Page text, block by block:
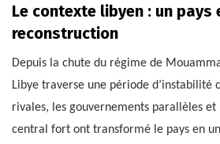
Le contexte libyen : un pays
reconstruction
Depuis la chute du régime de
Libye traverse une période d’instabilité
rivales, les gouvernements parallèles et
central fort ont transformé le pays en